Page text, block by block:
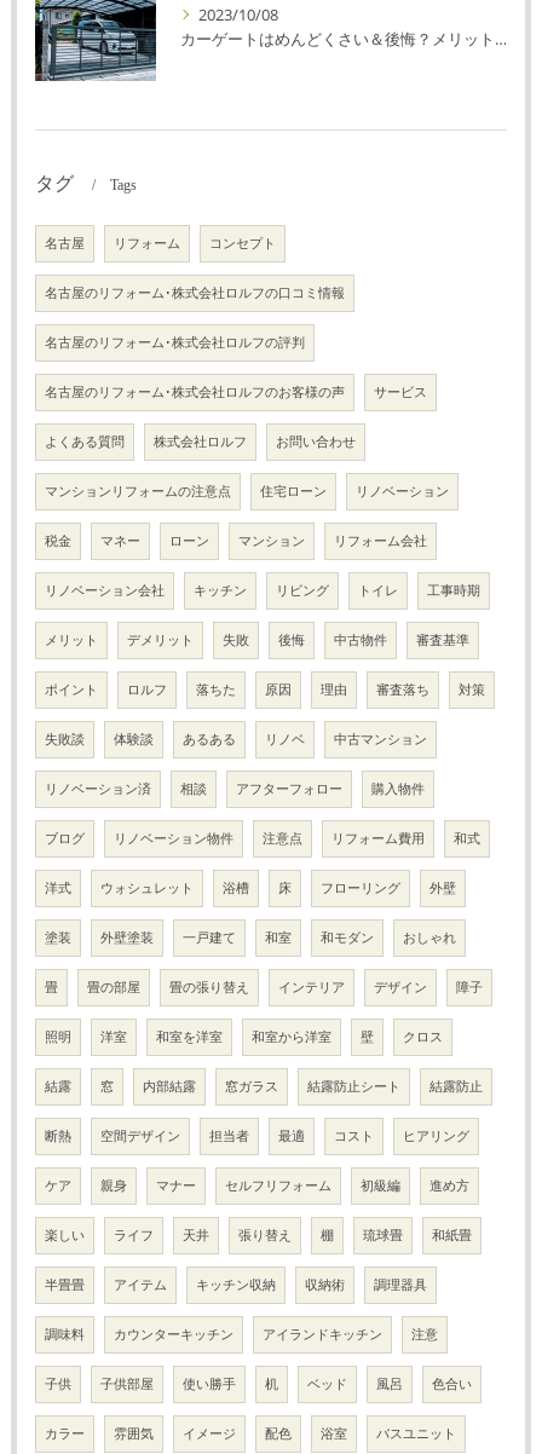
2023/10/08
カーゲートはめんどくさい＆後悔？メリット・デメリットを解説！
タグ Tags
名古屋 リフォーム コンセプト
名古屋のリフォーム･株式会社ロルフの口コミ情報
名古屋のリフォーム･株式会社ロルフの評判
名古屋のリフォーム･株式会社ロルフのお客様の声 サービス
よくある質問 株式会社ロルフ お問い合わせ
マンションリフォームの注意点 住宅ローン リノベーション
税金 マネー ローン マンション リフォーム会社
リノベーション会社 キッチン リビング トイレ 工事時期
メリット デメリット 失敗 後悔 中古物件 審査基準
ポイント ロルフ 落ちた 原因 理由 審査落ち 対策
失敗談 体験談 あるある リノベ 中古マンション
リノベーション済 相談 アフターフォロー 購入物件
ブログ リノベーション物件 注意点 リフォーム費用 和式
洋式 ウォシュレット 浴槽 床 フローリング 外壁
塗装 外壁塗装 一戸建て 和室 和モダン おしゃれ
畳 畳の部屋 畳の張り替え インテリア デザイン 障子
照明 洋室 和室を洋室 和室から洋室 壁 クロス
結露 窓 内部結露 窓ガラス 結露防止シート 結露防止
断熱 空間デザイン 担当者 最適 コスト ヒアリング
ケア 親身 マナー セルフリフォーム 初級編 進め方
楽しい ライフ 天井 張り替え 棚 琉球畳 和紙畳
半畳畳 アイテム キッチン収納 収納術 調理器具
調味料 カウンターキッチン アイランドキッチン 注意
子供 子供部屋 使い勝手 机 ベッド 風呂 色合い
カラー 雰囲気 イメージ 配色 浴室 バスユニット